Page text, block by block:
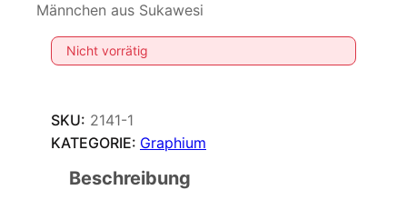
Männchen aus Sukawesi
Nicht vorrätig
SKU: 2141-1
KATEGORIE: Graphium
Beschreibung